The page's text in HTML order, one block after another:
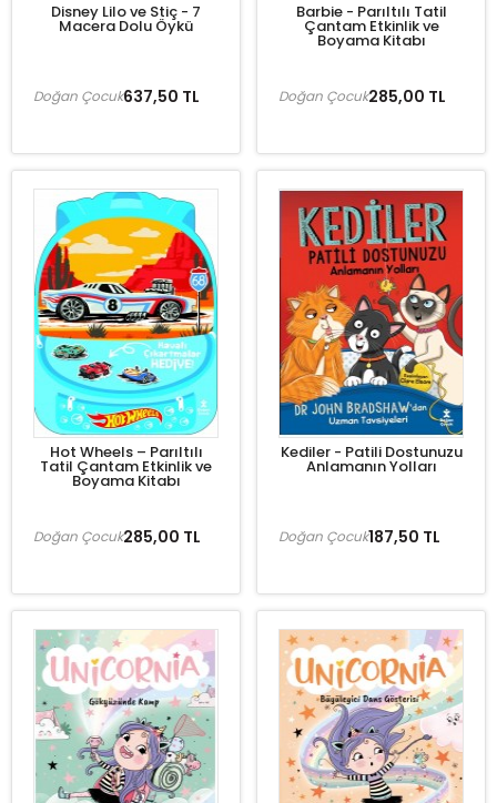
Disney Lilo ve Stiç - 7
Macera Dolu Öykü
637,50 TL
Doğan Çocuk
Barbie - Parıltılı Tatil
Çantam Etkinlik ve
Boyama Kitabı
285,00 TL
Doğan Çocuk
Hot Wheels – Parıltılı
Tatil Çantam Etkinlik ve
Boyama Kitabı
285,00 TL
Doğan Çocuk
Kediler - Patili Dostunuzu
Anlamanın Yolları
187,50 TL
Doğan Çocuk